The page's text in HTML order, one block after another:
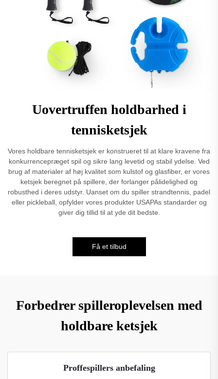
Uovertruffen holdbarhed i
tennisketsjek
Vores holdbare tennisketsjek er konstrueret til at klare kravene fra
konkurrencepræget spil og sikre lang levetid og stabil ydelse. Ved
brug af materialer af høj kvalitet som kulstof og glasfiber, er vores
ketsjek beregnet på spillere, der forlanger pålidelighed og
robusthed i deres udstyr. Uanset om du spiller strandtennis, padel
eller pickleball, opfylder vores produkter USAPAs standarder og
giver dig tillid til at yde dit bedste.
Få et tilbud
Forbedrer spilleroplevelsen med
holdbare ketsjek
Proffespillers anbefaling